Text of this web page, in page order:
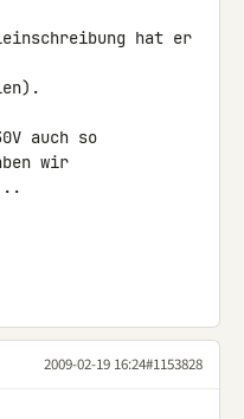
hat er
auch so
wir
2009-02-19 16:24#1153828